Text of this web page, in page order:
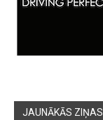
JAUNĀKĀS ZIŅAS